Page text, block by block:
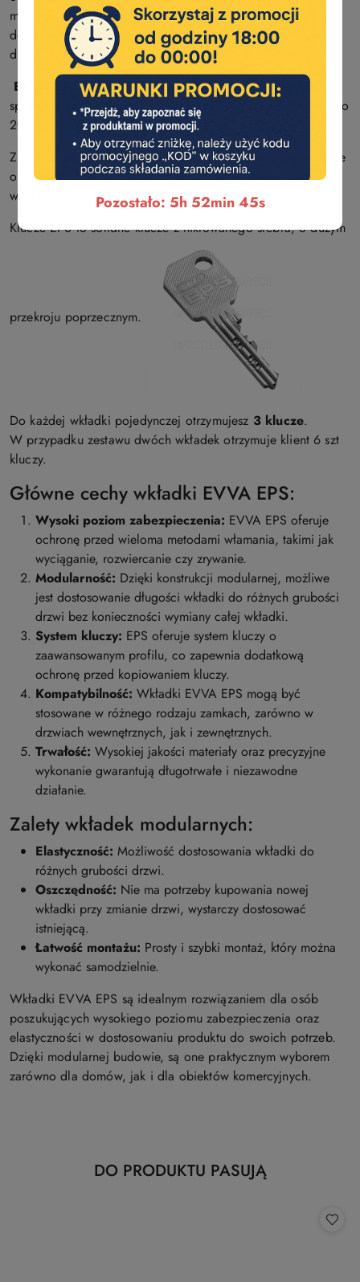
Pozostało: 5h 52min 44s
modularna wkładki EVVA EPS umożliwia elastyczne
dostosowanie długości wkładki do konkretnych wymagań
drzwi.
EVVA EPSto sprężynowy system sztyftowy z 5 aktywnymi
sprężynowymi elementami odczytującymi, oferujący nawet do
20 dodatkowych kodów bocznych.
Zintegrowana kontrola antymanipulacyjna klucza we wkładce
oraz sztyfty SY-MO o podwójnym działaniu zapewniają
wysoki poziom bezpieczeństwa.
Klucze EPS to solidne klucze z niklowanego srebra, o dużym
przekroju poprzecznym.
Do każdej wkładki pojedynczej otrzymujesz 3 klucze.
W przypadku zestawu dwóch wkładek otrzymuje klient 6 szt
kluczy.
Główne cechy wkładki EVVA EPS:
Wysoki poziom zabezpieczenia: EVVA EPS oferuje
ochronę przed wieloma metodami włamania, takimi jak
wyciąganie, rozwiercanie czy zrywanie.
Modularność: Dzięki konstrukcji modularnej, możliwe
jest dostosowanie długości wkładki do różnych grubości
drzwi bez konieczności wymiany całej wkładki.
System kluczy: EPS oferuje system kluczy o
zaawansowanym profilu, co zapewnia dodatkową
ochronę przed kopiowaniem kluczy.
Kompatybilność: Wkładki EVVA EPS mogą być
stosowane w różnego rodzaju zamkach, zarówno w
drzwiach wewnętrznych, jak i zewnętrznych.
Trwałość: Wysokiej jakości materiały oraz precyzyjne
wykonanie gwarantują długotrwałe i niezawodne
działanie.
Zalety wkładek modularnych:
Elastyczność: Możliwość dostosowania wkładki do
różnych grubości drzwi.
Oszczędność: Nie ma potrzeby kupowania nowej
wkładki przy zmianie drzwi, wystarczy dostosować
istniejącą.
Łatwość montażu: Prosty i szybki montaż, który można
wykonać samodzielnie.
Wkładki EVVA EPS są idealnym rozwiązaniem dla osób
poszukujących wysokiego poziomu zabezpieczenia oraz
elastyczności w dostosowaniu produktu do swoich potrzeb.
Dzięki modularnej budowie, są one praktycznym wyborem
zarówno dla domów, jak i dla obiektów komercyjnych.
Pomiń karuzelę produktów
Produkty
DO PRODUKTU PASUJĄ